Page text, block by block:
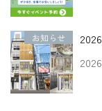
お知らせ